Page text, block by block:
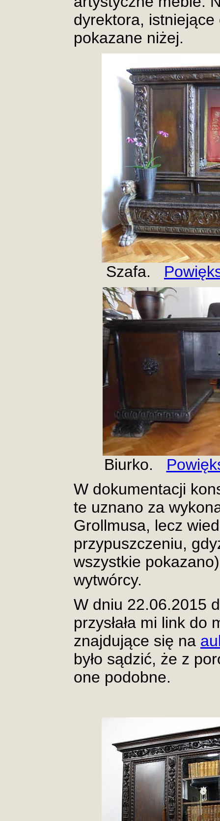
dyrektora,
pokazane niżej.
Szafa.
Biurko.
W dokumentacji
te uznano za
Grollmusa, lecz
przypuszczeniu,
wszystkie
wytwórcy.
W dniu 22.06.2015
przysłała mi link do
znajdujące się na
było sądzić, że z
one podobne.